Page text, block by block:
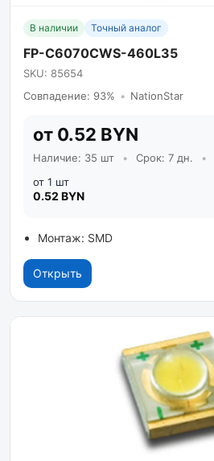
В наличии Точный аналог
FP-C6070CWS-460L35
SKU: 85654
Совпадение: 93% • NationStar
от 0.52 BYN
Наличие: 35 шт • Срок: 7 дн. •
от 1 шт
0.52 BYN
Монтаж: SMD
Открыть